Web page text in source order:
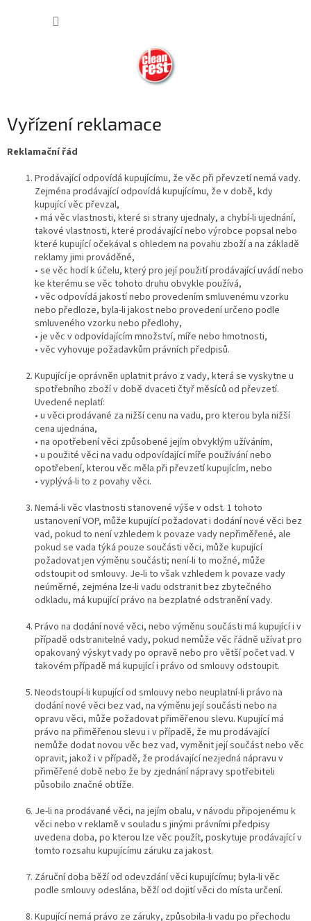
Vyřízení reklamace
Reklamační řád
Prodávající odpovídá kupujícímu, že věc při převzetí nemá vady.
Zejména prodávající odpovídá kupujícímu, že v době, kdy
kupující věc převzal,
• má věc vlastnosti, které si strany ujednaly, a chybí-li ujednání,
takové vlastnosti, které prodávající nebo výrobce popsal nebo
které kupující očekával s ohledem na povahu zboží a na základě
reklamy jimi prováděné,
• se věc hodí k účelu, který pro její použití prodávající uvádí nebo
ke kterému se věc tohoto druhu obvykle používá,
• věc odpovídá jakostí nebo provedením smluvenému vzorku
nebo předloze, byla-li jakost nebo provedení určeno podle
smluveného vzorku nebo předlohy,
• je věc v odpovídajícím množství, míře nebo hmotnosti,
• věc vyhovuje požadavkům právních předpisů.
Kupující je oprávněn uplatnit právo z vady, která se vyskytne u
spotřebního zboží v době dvaceti čtyř měsíců od převzetí.
Uvedené neplatí:
• u věci prodávané za nižší cenu na vadu, pro kterou byla nižší
cena ujednána,
• na opotřebení věci způsobené jejím obvyklým užíváním,
• u použité věci na vadu odpovídající míře používání nebo
opotřebení, kterou věc měla při převzetí kupujícím, nebo
• vyplývá-li to z povahy věci.
Nemá-li věc vlastnosti stanovené výše v odst. 1 tohoto
ustanovení VOP, může kupující požadovat i dodání nové věci bez
vad, pokud to není vzhledem k povaze vady nepřiměřené, ale
pokud se vada týká pouze součásti věci, může kupující
požadovat jen výměnu součásti; není-li to možné, může
odstoupit od smlouvy. Je-li to však vzhledem k povaze vady
neúměrné, zejména lze-li vadu odstranit bez zbytečného
odkladu, má kupující právo na bezplatné odstranění vady.
Právo na dodání nové věci, nebo výměnu součásti má kupující i v
případě odstranitelné vady, pokud nemůže věc řádně užívat pro
opakovaný výskyt vady po opravě nebo pro větší počet vad. V
takovém případě má kupující i právo od smlouvy odstoupit.
Neodstoupí-li kupující od smlouvy nebo neuplatní-li právo na
dodání nové věci bez vad, na výměnu její součásti nebo na
opravu věci, může požadovat přiměřenou slevu. Kupující má
právo na přiměřenou slevu i v případě, že mu prodávající
nemůže dodat novou věc bez vad, vyměnit její součást nebo věc
opravit, jakož i v případě, že prodávající nezjedná nápravu v
přiměřené době nebo že by zjednání nápravy spotřebiteli
působilo značné obtíže.
Je-li na prodávané věci, na jejím obalu, v návodu připojenému k
věci nebo v reklamě v souladu s jinými právními předpisy
uvedena doba, po kterou lze věc použít, poskytuje prodávající v
tomto rozsahu kupujícímu záruku za jakost.
Záruční doba běží od odevzdání věci kupujícímu; byla-li věc
podle smlouvy odeslána, běží od dojití věci do místa určení.
Kupující nemá právo ze záruky, způsobila-li vadu po přechodu